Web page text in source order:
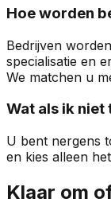
Hoe worden
Bedrijven
specialisatie en
We matchen u
Wat als ik niet
U bent nergens
en kies alleen
Klaar om